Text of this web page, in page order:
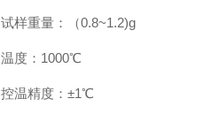
试样重量：（0.8~1.2)g
温度：1000℃
控温精度：±1℃